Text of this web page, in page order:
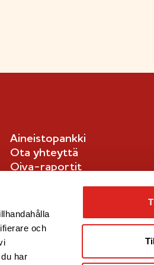
och
har
Aineistopankki
Ota yhteyttä
Oiva-raportit